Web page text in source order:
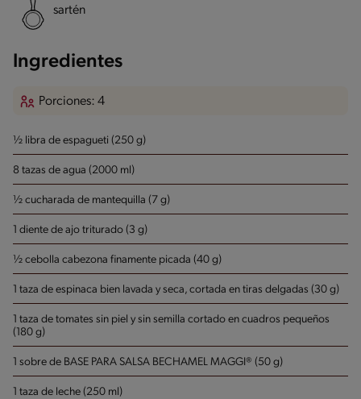
sartén
Ingredientes
Porciones: 4
½ libra de espagueti (250 g)
8 tazas de agua (2000 ml)
½ cucharada de mantequilla (7 g)
1 diente de ajo triturado (3 g)
½ cebolla cabezona finamente picada (40 g)
1 taza de espinaca bien lavada y seca, cortada en tiras delgadas (30 g)
1 taza de tomates sin piel y sin semilla cortado en cuadros pequeños
(180 g)
1 sobre de BASE PARA SALSA BECHAMEL MAGGI® (50 g)
1 taza de leche (250 ml)